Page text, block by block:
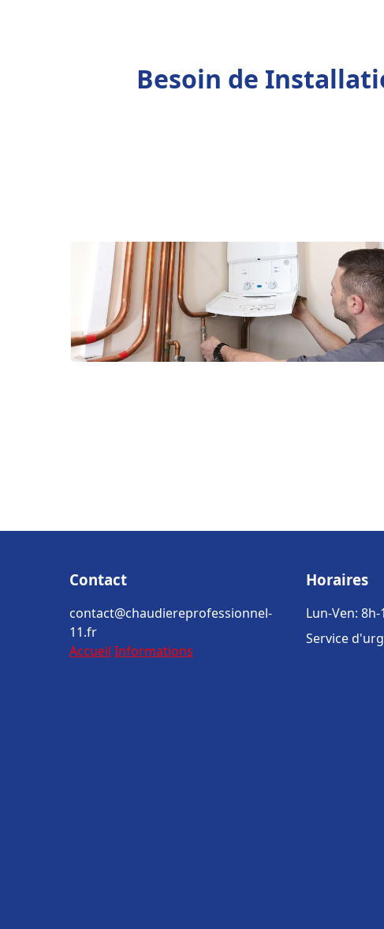
Besoin de
Contact
contact@chaudiereprofessionnel-
11.fr
Accueil Informations
Horaires
Lun-Ven: 8h-
Service